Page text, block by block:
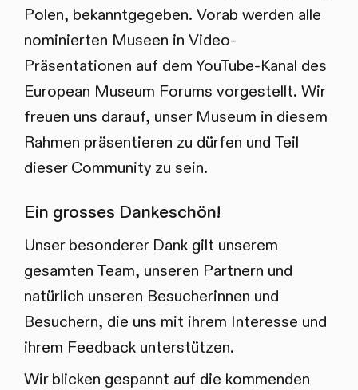
Polen, bekanntgegeben. Vorab werden alle
nominierten Museen in Video-
Präsentationen auf dem YouTube-Kanal des
European Museum Forums vorgestellt. Wir
freuen uns darauf, unser Museum in diesem
Rahmen präsentieren zu dürfen und Teil
dieser Community zu sein.
Ein grosses Dankeschön!
Unser besonderer Dank gilt unserem
gesamten Team, unseren Partnern und
natürlich unseren Besucherinnen und
Besuchern, die uns mit ihrem Interesse und
ihrem Feedback unterstützen.
Wir blicken gespannt auf die kommenden